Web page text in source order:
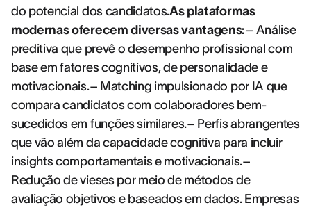
do potencial dos candidatos.As plataformas
modernas oferecem diversas vantagens:– Análise
preditiva que prevê o desempenho profissional com
base em fatores cognitivos, de personalidade e
motivacionais.– Matching impulsionado por IA que
compara candidatos com colaboradores bem-
sucedidos em funções similares.– Perfis abrangentes
que vão além da capacidade cognitiva para incluir
insights comportamentais e motivacionais.–
Redução de vieses por meio de métodos de
avaliação objetivos e baseados em dados. Empresas